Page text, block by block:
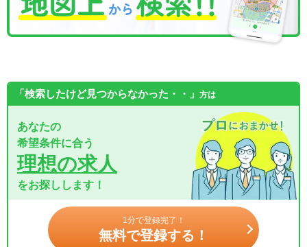
「検索したけど見つからなかった・・」 方は
あなたの
希望条件に合う
理想の求人
をお探しします！
1分で登録完了！
無料で登録する！